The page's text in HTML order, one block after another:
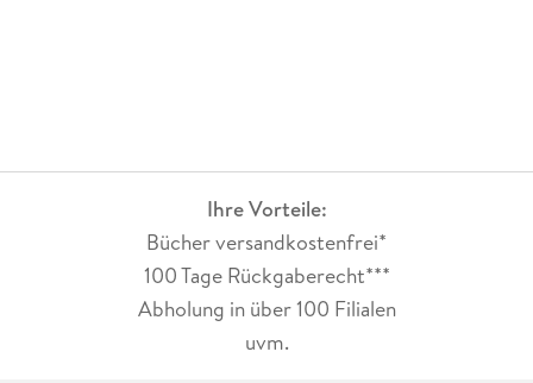
Ihre Vorteile:
Bücher versandkostenfrei*
100 Tage Rückgaberecht***
Abholung in über 100 Filialen
uvm.